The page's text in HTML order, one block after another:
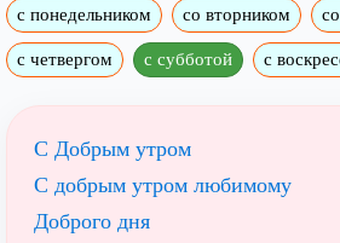
с понедельником со вторником
с четвергом с субботой с
С Добрым утром
C добрым утром любимому
Доброго дня